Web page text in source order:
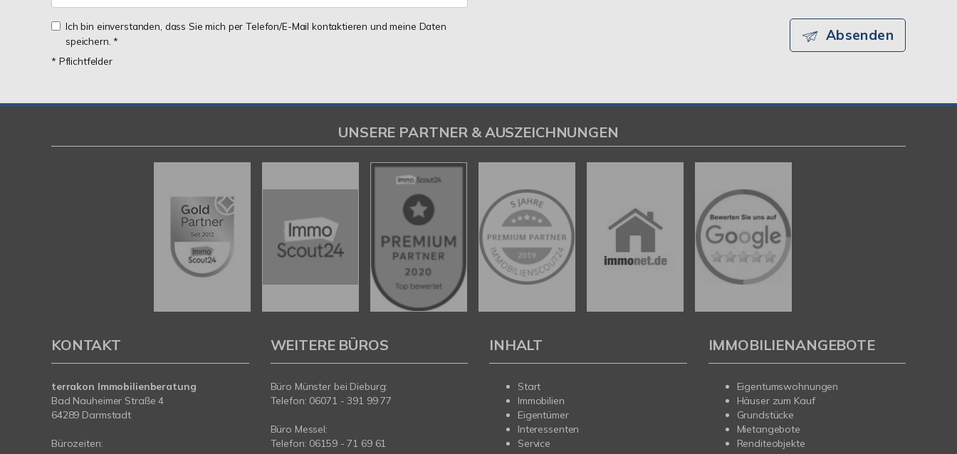
Ich bin einverstanden, dass Sie mich per Telefon/E-Mail kontaktieren und meine Daten
speichern. *
* Pflichtfelder
Absenden
UNSERE PARTNER & AUSZEICHNUNGEN
KONTAKT
terrakon Immobilienberatung
Bad Nauheimer Straße 4
64289 Darmstadt
Bürozeiten:
WEITERE BÜROS
Büro Münster bei Dieburg:
Telefon: 06071 - 391 99 77
Büro Messel:
Telefon: 06159 - 71 69 61
INHALT
Start
Immobilien
Eigentümer
Interessenten
Service
IMMOBILIENANGEBOTE
Eigentumswohnungen
Häuser zum Kauf
Grundstücke
Mietangebote
Renditeobjekte